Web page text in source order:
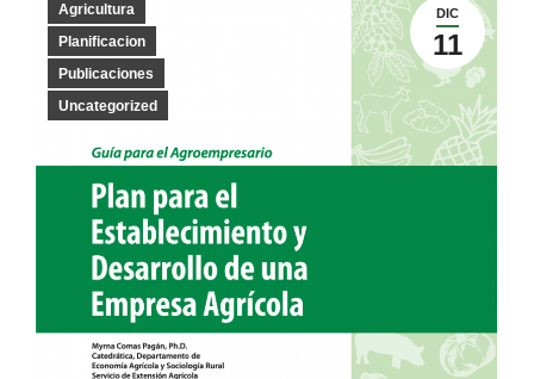
DIC
11
Agricultura
Planificacion
Publicaciones
Uncategorized